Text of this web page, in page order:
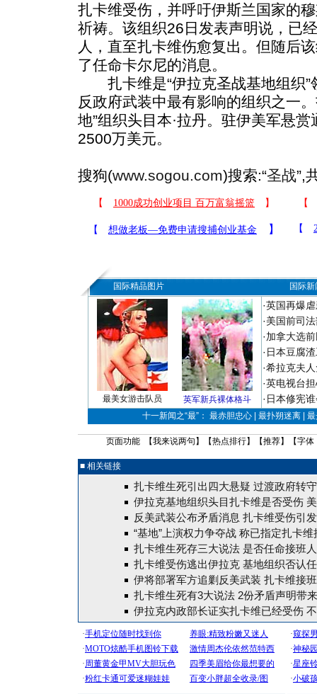
扎卡维受伤，并呼吁伊斯兰国家的
祈祷。该组织26日发表声明说，已
人，直至扎卡维伤愈复出。但随后
了任命卡尔尼的消息。
扎卡维是“伊拉克圣战基地组织”
反政府武装中最有影响的组织之一
地”组织头目本·拉丹。驻伊美军悬赏
2500万美元。
搜狗(www.sogou.com)搜索:“圣战”,
国际精品图片 国际
最美女游击队员 英军新兵裸体格斗
·英国再爆
·美国前司
·加拿大选
· 日本豆腐
·希拉克夫
·英电视台
· 日本修宪
十一新闻之“最”： 最赤胆忠心 | 最扑朔迷离 |
页面功能 【我来说两句 】【热点排行】【推荐】【字体
■ 相关链接
扎卡维生死引出四大悬疑 过渡政府转
伊拉克基地组织头目扎卡维是否受伤
反美武装公布矛盾消息 扎卡维受伤引
“基地”上演权力争夺战 称已指定扎卡维
扎卡维生死存三大说法 是否任命接班
扎卡维受伤逃出伊拉克 基地组织否认
伊将部署军方追剿反美武装 扎卡维接
扎卡维生死有3大说法 2份矛盾声明带
伊拉克内政部长证实扎卡维已经受伤